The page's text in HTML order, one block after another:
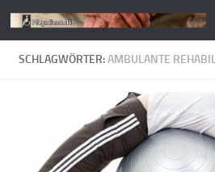
Zum Inhalt springen
SCHLAGWÖRTER:AMBULANTE